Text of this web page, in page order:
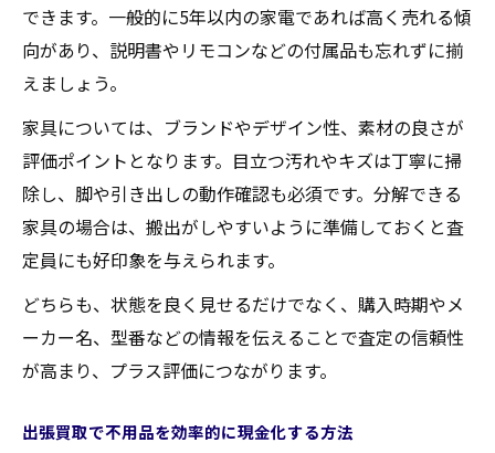
できます。一般的に5年以内の家電であれば高く売れる傾
向があり、説明書やリモコンなどの付属品も忘れずに揃
えましょう。
家具については、ブランドやデザイン性、素材の良さが
評価ポイントとなります。目立つ汚れやキズは丁寧に掃
除し、脚や引き出しの動作確認も必須です。分解できる
家具の場合は、搬出がしやすいように準備しておくと査
定員にも好印象を与えられます。
どちらも、状態を良く見せるだけでなく、購入時期やメ
ーカー名、型番などの情報を伝えることで査定の信頼性
が高まり、プラス評価につながります。
出張買取で不用品を効率的に現金化する方法